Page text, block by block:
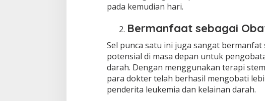
pada kemudian hari.
Bermanfaat sebagai
Sel punca satu ini juga sangat bermanfat
potensial di masa depan untuk
darah. Dengan menggunakan terapi
para dokter telah berhasil mengobati
penderita leukemia dan kelainan darah.